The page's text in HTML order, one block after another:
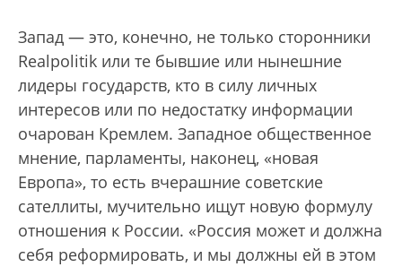
Запад — это, конечно, не только сторонники
Realpolitik или те бывшие или нынешние
лидеры государств, кто в силу личных
интересов или по недостатку информации
очарован Кремлем. Западное общественное
мнение, парламенты, наконец, «новая
Европа», то есть вчерашние советские
сателлиты, мучительно ищут новую формулу
отношения к России. «Россия может и должна
себя реформировать, и мы должны ей в этом